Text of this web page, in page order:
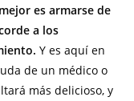
es armarse de
a los
Y es aquí en
de un médico o
más delicioso, y